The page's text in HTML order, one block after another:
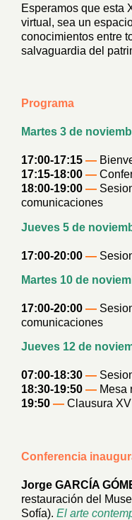
Esperamos que esta
virtual, sea un
conocimientos entre
salvaguardia del
Programa
Martes 3 de
17:00-17:15 —
17:15-18:00 —
18:00-19:00 —
comunicaciones
Jueves 5 de
17:00-20:00 —
Martes 10 de
17:00-20:00 —
comunicaciones
Jueves 12 de
07:00-18:30 —
18:30-19:50 — Mesa
19:50 — Clausura
Conferencia
Jorge GARCÍA
restauración del
Sofía). El arte